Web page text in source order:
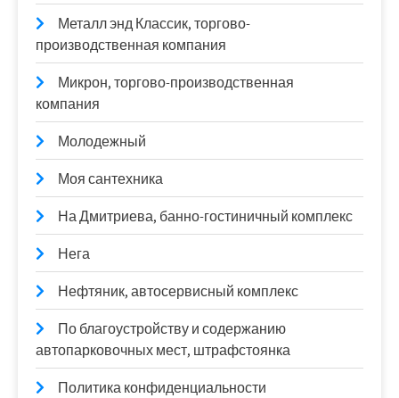
Металл энд Классик, торгово-
производственная компания
Микрон, торгово-производственная
компания
Молодежный
Моя сантехника
На Дмитриева, банно-гостиничный комплекс
Нега
Нефтяник, автосервисный комплекс
По благоустройству и содержанию
автопарковочных мест, штрафстоянка
Политика конфиденциальности